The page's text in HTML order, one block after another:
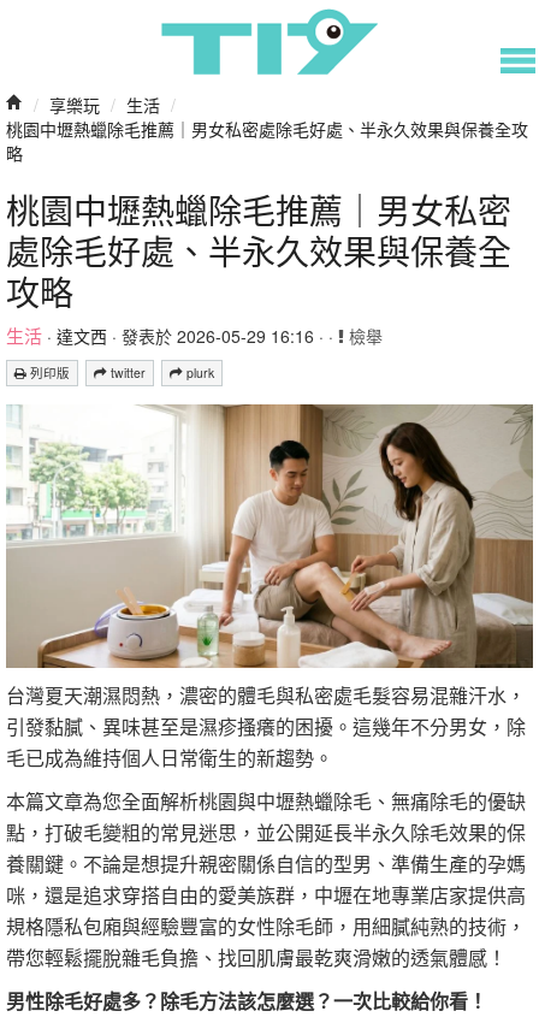
/ 享樂玩 / 生活 /
桃園中壢熱蠟除毛推薦｜男女私密處除毛好處、半永久效果與保養全攻
略
桃園中壢熱蠟除毛推薦｜男女私密
處除毛好處、半永久效果與保養全
攻略
生活 · 達文西 · 發表於 2026-05-29 16:16 · · 檢舉
列印版 twitter plurk
台灣夏天潮濕悶熱，濃密的體毛與私密處毛髮容易混雜汗水，
引發黏膩、異味甚至是濕疹搔癢的困擾。這幾年不分男女，除
毛已成為維持個人日常衛生的新趨勢。
本篇文章為您全面解析桃園與中壢熱蠟除毛、無痛除毛的優缺
點，打破毛變粗的常見迷思，並公開延長半永久除毛效果的保
養關鍵。不論是想提升親密關係自信的型男、準備生產的孕媽
咪，還是追求穿搭自由的愛美族群，中壢在地專業店家提供高
規格隱私包廂與經驗豐富的女性除毛師，用細膩純熟的技術，
帶您輕鬆擺脫雜毛負擔、找回肌膚最乾爽滑嫩的透氣體感！
男性除毛好處多？除毛方法該怎麼選？一次比較給你看！